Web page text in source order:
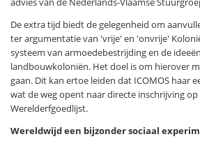
De extra tijd biedt de gelegenheid om
ter argumentatie van 'vrije' en 'onvrije'
systeem van armoedebestrijding en de
landbouwkoloniën. Het doel is om hierover
gaan. Dit kan ertoe leiden dat ICOMOS haar
wat de weg opent naar directe inschrijving op
Werelderfgoedlijst.
Wereldwijd een bijzonder sociaal